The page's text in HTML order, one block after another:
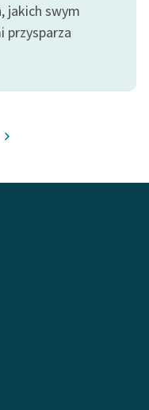
jakich swym
przysparza